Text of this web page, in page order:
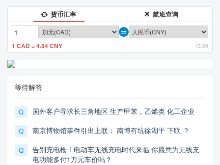
货币汇率 航班查询
1 CAD = 4.84 CNY 13:38
等待解答
Q 国外客户寻求长三角地区 生产甲苯，乙烯类 化工企业
Q 南京博物馆事件引出上联： 南博有坑徐湖平 下联 ？
Q
告别充电枪！电动车无线充电时代来临 你愿意为无线充
电功能多付1万元车价吗？